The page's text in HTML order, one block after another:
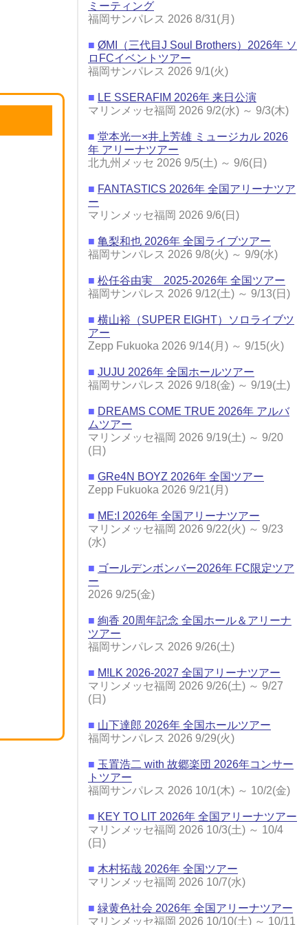
ミーティング
福岡サンパレス 2026 8/31(月)
■ ØMI（三代目J Soul Brothers）2026年 ソ
ロFCイベントツアー
福岡サンパレス 2026 9/1(火)
■ LE SSERAFIM 2026年 来日公演
マリンメッセ福岡 2026 9/2(水) ～ 9/3(木)
■ 堂本光一×井上芳雄 ミュージカル 2026
年 アリーナツアー
北九州メッセ 2026 9/5(土) ～ 9/6(日)
■ FANTASTICS 2026年 全国アリーナツア
ー
マリンメッセ福岡 2026 9/6(日)
■ 亀梨和也 2026年 全国ライブツアー
福岡サンパレス 2026 9/8(火) ～ 9/9(水)
■ 松任谷由実 2025-2026年 全国ツアー
福岡サンパレス 2026 9/12(土) ～ 9/13(日)
■ 横山裕（SUPER EIGHT）ソロライブツ
アー
Zepp Fukuoka 2026 9/14(月) ～ 9/15(火)
■ JUJU 2026年 全国ホールツアー
福岡サンパレス 2026 9/18(金) ～ 9/19(土)
■ DREAMS COME TRUE 2026年 アルバ
ムツアー
マリンメッセ福岡 2026 9/19(土) ～ 9/20
(日)
■ GRe4N BOYZ 2026年 全国ツアー
Zepp Fukuoka 2026 9/21(月)
■ ME:I 2026年 全国アリーナツアー
マリンメッセ福岡 2026 9/22(火) ～ 9/23
(水)
■ ゴールデンボンバー2026年 FC限定ツア
ー
2026 9/25(金)
■ 絢香 20周年記念 全国ホール＆アリーナ
ツアー
福岡サンパレス 2026 9/26(土)
■ M!LK 2026-2027 全国アリーナツアー
マリンメッセ福岡 2026 9/26(土) ～ 9/27
(日)
■ 山下達郎 2026年 全国ホールツアー
福岡サンパレス 2026 9/29(火)
■ 玉置浩二 with 故郷楽団 2026年コンサー
トツアー
福岡サンパレス 2026 10/1(木) ～ 10/2(金)
■ KEY TO LIT 2026年 全国アリーナツアー
マリンメッセ福岡 2026 10/3(土) ～ 10/4
(日)
■ 木村拓哉 2026年 全国ツアー
マリンメッセ福岡 2026 10/7(水)
■ 緑黄色社会 2026年 全国アリーナツアー
マリンメッセ福岡 2026 10/10(土) ～ 10/11